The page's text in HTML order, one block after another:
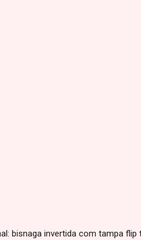
bisnaga invertida com tampa flip